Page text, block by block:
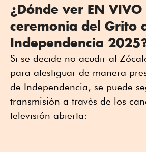
¿Dónde ver EN VIVO
ceremonia del Grito
Independencia
Si se decide no acudir al
para atestiguar de manera
de Independencia, se puede
transmisión a través de los
televisión abierta: